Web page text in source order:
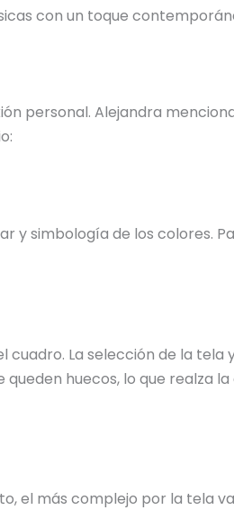
con un toque
personal. Alejandra
y simbología de los colores.
La selección de la
huecos, lo que realza
el más complejo por la tela